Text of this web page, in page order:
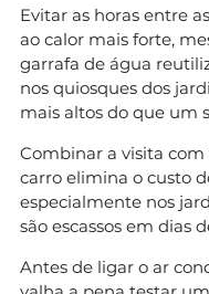
Evitar as horas entre
ao calor mais forte,
garrafa de água
nos quiosques dos
mais altos do que um
Combinar a visita
carro elimina o custo
especialmente nos
são escassos em dias
Antes de ligar o ar